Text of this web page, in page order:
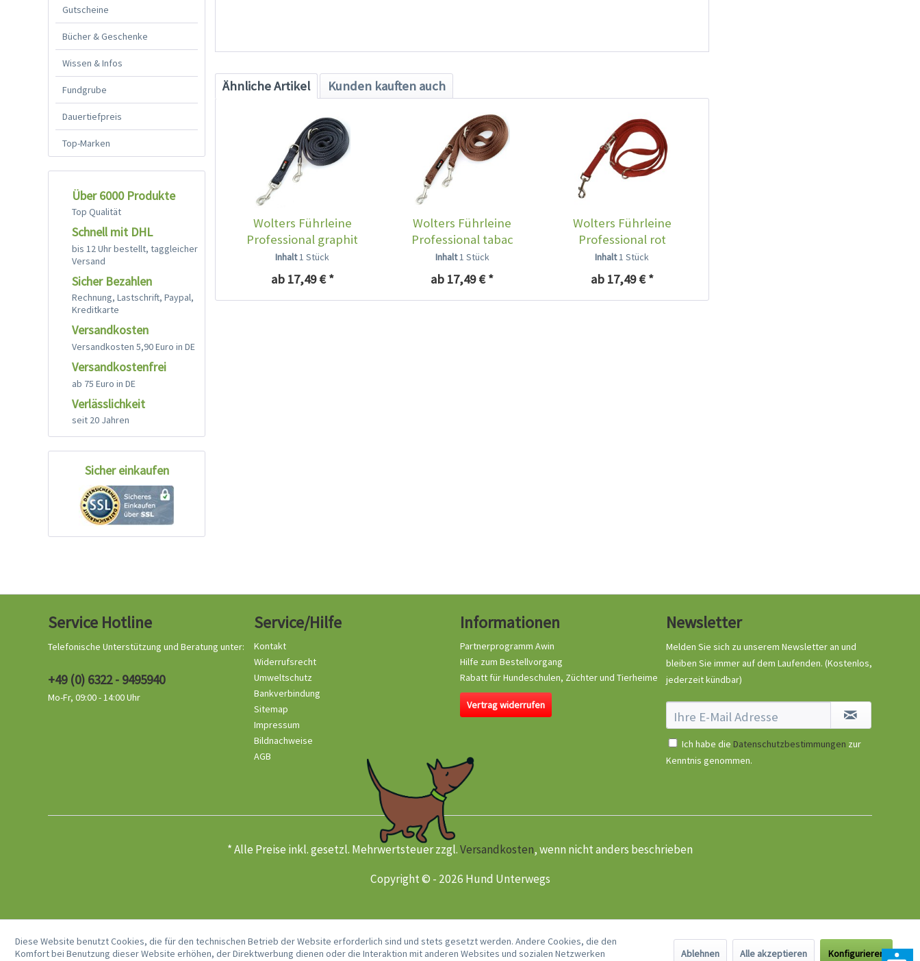
Gutscheine
Bücher & Geschenke
Wissen & Infos
Fundgrube
Dauertiefpreis
Top-Marken
Über 6000 Produkte
Top Qualität
Schnell mit DHL
bis 12 Uhr bestellt, taggleicher
Versand
Sicher Bezahlen
Rechnung, Lastschrift, Paypal,
Kreditkarte
Versandkosten
Versandkosten 5,90 Euro in DE
Versandkostenfrei
ab 75 Euro in DE
Verlässlichkeit
seit 20 Jahren
Sicher einkaufen
Ähnliche Artikel Kunden kauften auch
Wolters Führleine
Professional graphit
Inhalt1 Stück
ab 17,49 € *
Wolters Führleine
Professional tabac
Inhalt1 Stück
ab 17,49 € *
Wolters Führleine
Professional rot
Inhalt1 Stück
ab 17,49 € *
Service Hotline
Telefonische Unterstützung und Beratung unter:
+49 (0) 6322 - 9495940
Mo-Fr, 09:00 - 14:00 Uhr
Service/Hilfe
Kontakt
Widerrufsrecht
Umweltschutz
Bankverbindung
Sitemap
Impressum
Bildnachweise
AGB
Informationen
Partnerprogramm Awin
Hilfe zum Bestellvorgang
Rabatt für Hundeschulen, Züchter und Tierheime
Vertrag widerrufen
Newsletter
Melden Sie sich zu unserem Newsletter an und
bleiben Sie immer auf dem Laufenden. (Kostenlos,
jederzeit kündbar)
Ich habe die Datenschutzbestimmungen zur
Kenntnis genommen.
* Alle Preise inkl. gesetzl. Mehrwertsteuer zzgl.Versandkosten, wenn nicht anders beschrieben
Copyright © - 2026 Hund Unterwegs
Diese Website benutzt Cookies, die für den technischen Betrieb der Website erforderlich sind und stets gesetzt werden. Andere Cookies, die den
Komfort bei Benutzung dieser Website erhöhen, der Direktwerbung dienen oder die Interaktion mit anderen Websites und sozialen Netzwerken
Ablehnen Alle akzeptieren Konfigurieren